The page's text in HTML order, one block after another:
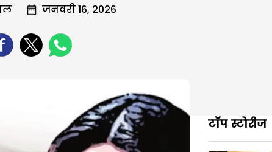
जनवरी 16, 2026
टॉप स्टोरीज